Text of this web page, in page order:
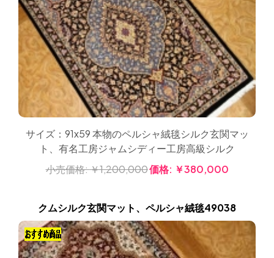
サイズ：91x59 本物のペルシャ絨毯シルク玄関マッ
ト、有名工房ジャムシディー工房高級シルク
小売価格:￥1,200,000価格: ￥380,000
クムシルク玄関マット、ペルシャ絨毯49038